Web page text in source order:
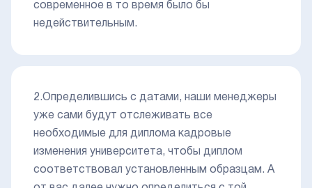
современное в то время было бы
недействительным.
2.Определившись с датами, наши менеджеры
уже сами будут отслеживать все
необходимые для диплома кадровые
изменения университета, чтобы диплом
соответствовал установленным образцам. А